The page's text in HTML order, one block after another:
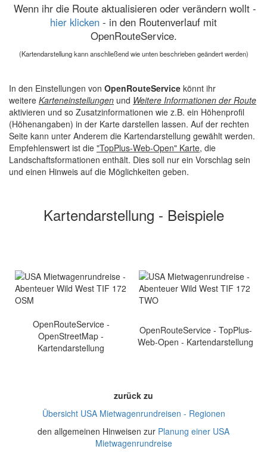
Wenn ihr die Route aktualisieren oder verändern wollt -
hier klicken - in den Routenverlauf mit
OpenRouteService.
(Kartendarstellung kann anschließend wie unten beschrieben geändert werden)
In den Einstellungen von OpenRouteService könnt ihr
weitere Karteneinstellungen und Weitere Informationen der Route
aktivieren und so Zusatzinformationen wie z.B. ein Höhenprofil
(Höhenangaben) in der Karte darstellen lassen. Auf der rechten
Seite kann unter Anderem die Kartendarstellung gewählt werden.
Empfehlenswert ist die "TopPlus-Web-Open" Karte, die
Landschaftsformationen enthält. Dies soll nur ein Vorschlag sein
und einen Hinweis auf die Möglichkeiten geben.
Kartendarstellung - Beispiele
OpenRouteService -
OpenStreetMap -
Kartendarstellung
OpenRouteService - TopPlus-
Web-Open - Kartendarstellung
zurück zu
Übersicht USA Mietwagenrundreisen - Regionen
den allgemeinen Hinweisen zur Planung einer USA
Mietwagenrundreise